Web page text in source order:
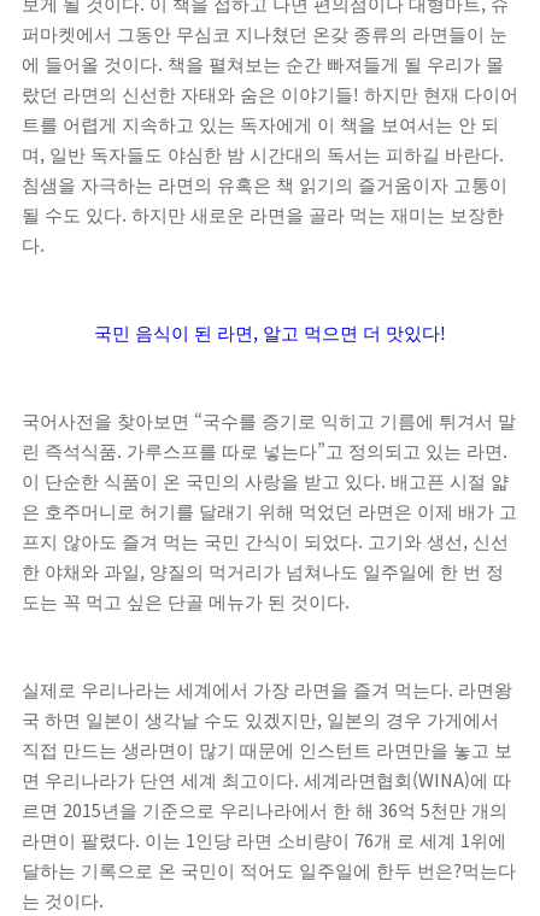
보게 될 것이다 이 책을 접하고 나면 편의점이나 대형마트
슈
퍼마켓에서 그동안 무심코 지나쳤던 온갖 종류의 라면들이 눈
에 들어올 것이다. 책을 펼쳐보는 순간 빠져들게 될 우리가 몰
랐던 라면의 신선한 자태와 숨은 이야기들! 하지만 현재 다이어
트를 어렵게 지속하고 있는 독자에게 이 책을 보여서는 안 되
며 , 일반 독자들도 야심한 밤 시간대의 독서는 피하길 바란다.
침샘을 자극하는 라면의 유혹은 책 읽기의 즐거움이자 고통이
될 수도 있다. 하지만 새로운 라면을 골라 먹는 재미는 보장한
다.
국민 음식이 된 라면 , 알고 먹으면 더 맛있다!
국어사전을 찾아보면 “국수를 증기로 익히고 기름에 튀겨서 말
린 즉석식품. 가루스프를 따로 넣는다”고 정의되고 있는 라면 .
이 단순한 식품이 온 국민의 사랑을 받고 있다. 배고픈 시절 얇
은 호주머니로 허기를 달래기 위해 먹었던 라면은 이제 배가 고
프지 않아도 즐겨 먹는 국민 간식이 되었다. 고기와 생선 , 신선
한 야채와 과일, 양질의 먹거리가 넘쳐나도 일주일에 한 번 정
도는 꼭 먹고 싶은 단골 메뉴가 된 것이다.
실제로 우리나라는 세계에서 가장 라면을 즐겨 먹는다. 라면왕
국 하면 일본이 생각날 수도 있겠지만, 일본의 경우 가게에서
직접 만드는 생라면이 많기 때문에 인스턴트 라면만을 놓고 보
면 우리나라가 단연 세계 최고이다. 세계라면협회 (WINA)에 따
르면 2015년을 기준으로 우리나라에서 한 해 36억 5천만 개의
라면이 팔렸다. 이는 1인당 라면 소비량이 76개 로 세계 1위에
달하는 기록으로 온 국민이 적어도 일주일에 한두 번은?먹는다
는 것이다.